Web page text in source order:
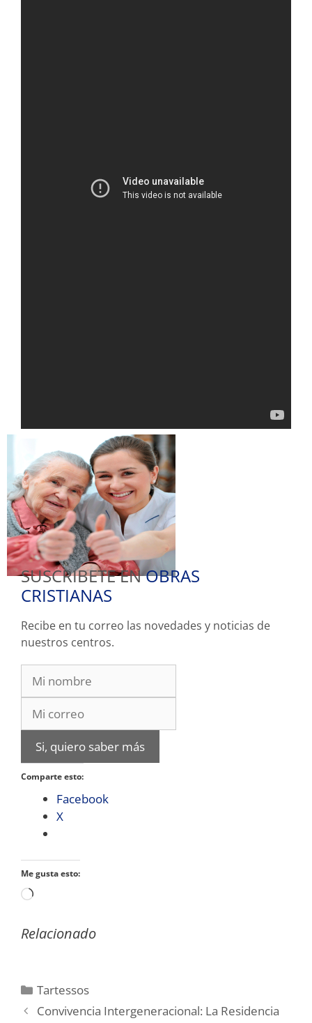
SUSCRIBETE ENOBRAS
CRISTIANAS
Recibe en tu correo las novedades y noticias de
nuestros centros.
Si, quiero saber más
Comparte esto:
Facebook
X
Me gusta esto:
Cargando...
Relacionado
Categorías
Tartessos
Convivencia Intergeneracional: La Residencia